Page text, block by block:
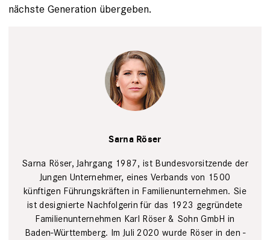
nächste Generation übergeben.
Brembeck,
Sarna Röser
Sarna Röser, ­Jahrgang 1987, ist Bundesvorsitzende der
Jungen Unternehmer, eines ­Verbands von 1500
künftigen Führungskräften in Familienunternehmen. Sie
ist designierte Nachfolgerin für das 1923 gegründete
Familien­unternehmen Karl Röser & Sohn GmbH in
Baden-Württemberg. Im Juli 2020 wurde Röser in den ­